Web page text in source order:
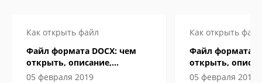
Как открыть файл
Файл формата DOCX: чем
открыть, описание,
особенности
05 февраля 2019
Как открыть файл
Файл формата
открыть,
особенности
05 февраля 2019